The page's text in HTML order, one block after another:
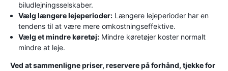
biludlejningsselskaber.
Vælg længere lejeperioder: Længere lejeperioder har en
tendens til at være mere omkostningseffektive.
Vælg et mindre køretøj: Mindre køretøjer koster normalt
mindre at leje.
Ved at sammenligne priser, reservere på forhånd, tjekke for